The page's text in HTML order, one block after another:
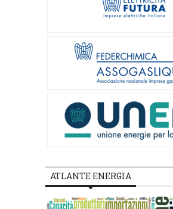
ATLANTE ENERGIA